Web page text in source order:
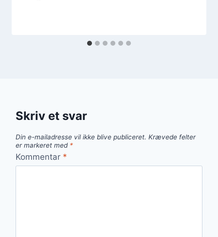
Skriv et svar
Din e-mailadresse vil ikke blive publiceret. Krævede felter
er markeret med *
Kommentar *